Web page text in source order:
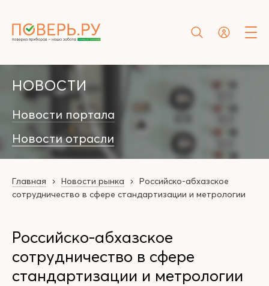
НОВОСТИ
Новости портала
Новости отрасли
Главная Новости рынка
Российско-абхазское
сотрудничество в сфере стандартизации и метрологии
Российско-абхазское
сотрудничество в сфере
стандартизации и метрологии